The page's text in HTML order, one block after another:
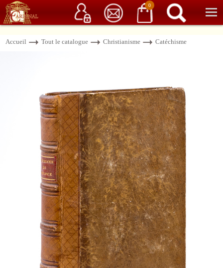
0
Service client 06 15 37 15 37 Librairie de livres anciens & rares
Accueil Tout le catalogue Christianisme Catéchisme